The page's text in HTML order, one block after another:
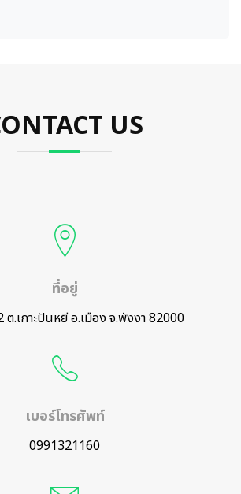
US
ที่อยู่
.เกาะปันหยี อ.เมือง จ.พังงา 82000
เบอร์โทรศัพท์
0991321160